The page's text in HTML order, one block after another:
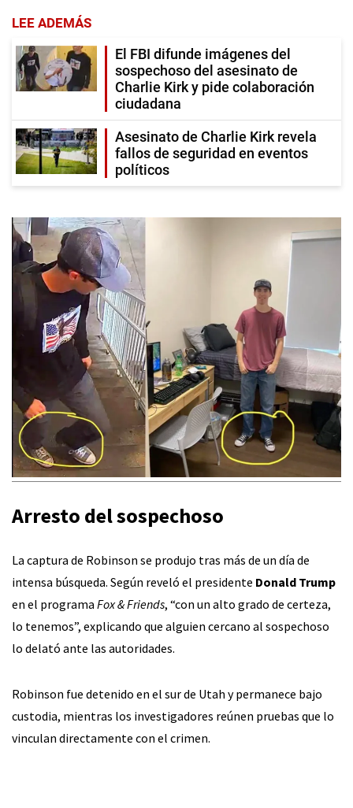
LEE ADEMÁS
El FBI difunde imágenes del
sospechoso del asesinato de
Charlie Kirk y pide colaboración
ciudadana
Asesinato de Charlie Kirk revela
fallos de seguridad en eventos
políticos
Arresto del sospechoso
La captura de Robinson se produjo tras más de un día de
intensa búsqueda. Según reveló el presidente Donald Trump
en el programa Fox & Friends, “con un alto grado de certeza,
lo tenemos”, explicando que alguien cercano al sospechoso
lo delató ante las autoridades.
Robinson fue detenido en el sur de Utah y permanece bajo
custodia, mientras los investigadores reúnen pruebas que lo
vinculan directamente con el crimen.